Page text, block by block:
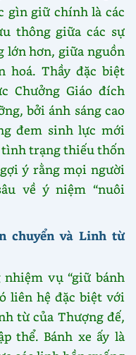
gìn giữ chính là các
thông giữa các sự
lớn hơn, giữa nguồn
hoá. Thầy đặc biệt
Chưởng Giáo đích
bởi ánh sáng cao
đem sinh lực mới
tình trạng thiếu thốn
ý rằng mọi người
về ý niệm “nuôi
chuyển và Linh từ
vụ “giữ bánh
liên hệ đặc biệt với
từ của Thượng đế,
thể. Bánh xe ấy là